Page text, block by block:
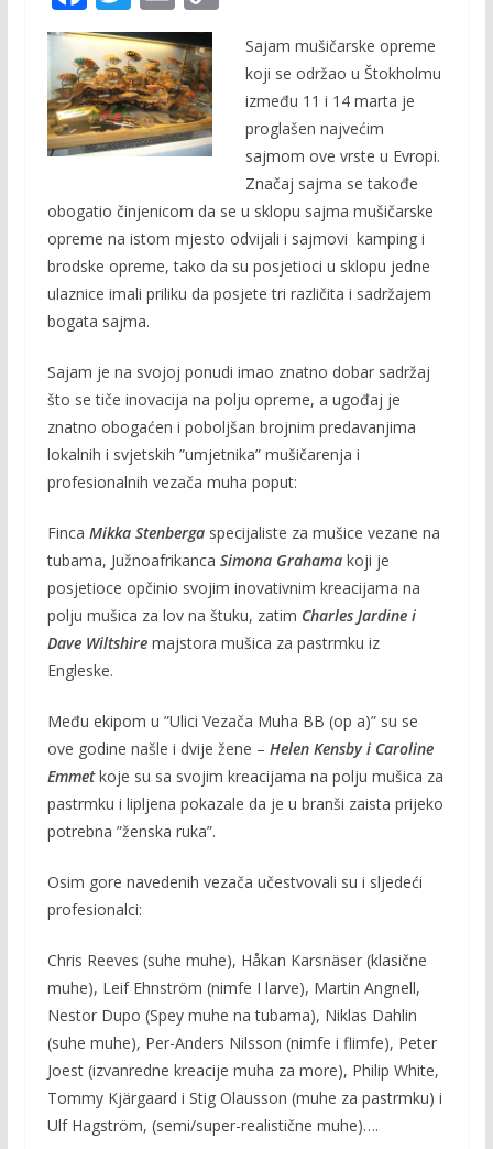
ac
e
b
o
o
k
w
itt
er
m
ai
l
Li
k
Sajam mušičarske opreme
koji se održao u Štokholmu
između 11 i 14 marta je
proglašen najvećim
sajmom ove vrste u Evropi.
Značaj sajma se takođe
obogatio činjenicom da se u sklopu sajma mušičarske
opreme na istom mjesto odvijali i sajmovi kamping i
brodske opreme, tako da su posjetioci u sklopu jedne
ulaznice imali priliku da posjete tri različita i sadržajem
bogata sajma.
Sajam je na svojoj ponudi imao znatno dobar sadržaj
što se tiče inovacija na polju opreme, a ugođaj je
znatno obogaćen i poboljšan brojnim predavanjima
lokalnih i svjetskih ”umjetnika” mušičarenja i
profesionalnih vezača muha poput:
Finca Mikka Stenbergaspecijaliste za mušice vezane na
tubama, Južnoafrikanca Simona Grahamakoji je
posjetioce opčinio svojim inovativnim kreacijama na
polju mušica za lov na štuku, zatim Charles Jardine i
Dave Wiltshiremajstora mušica za pastrmku iz
Engleske.
Među ekipom u ”Ulici Vezača Muha BB (op a)” su se
ove godine našle i dvije žene – Helen Kensby i Caroline
Emmetkoje su sa svojim kreacijama na polju mušica za
pastrmku i lipljena pokazale da je u branši zaista prijeko
potrebna ”ženska ruka”.
Osim gore navedenih vezača učestvovali su i sljedeći
profesionalci:
Chris Reeves (suhe muhe), Håkan Karsnäser (klasične
muhe), Leif Ehnström (nimfe I larve), Martin Angnell,
Nestor Dupo (Spey muhe na tubama), Niklas Dahlin
(suhe muhe), Per-Anders Nilsson (nimfe i flimfe), Peter
Joest (izvanredne kreacije muha za more), Philip White,
Tommy Kjärgaard i Stig Olausson (muhe za pastrmku) i
Ulf Hagström, (semi/super-realistične muhe)….